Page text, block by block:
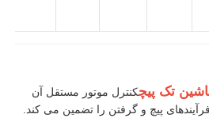
تک پیچکنترل موتور مستقل آن
پیچ و گرفتن را تضمین می کند.